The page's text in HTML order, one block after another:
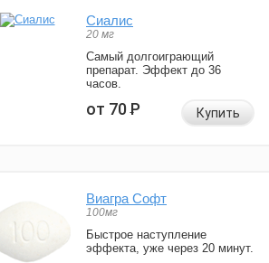
Сиалис
20 мг
Самый долгоиграющий
препарат. Эффект до 36
часов.
от 70Р Купить
Виагра Софт
100мг
Быстрое наступление
эффекта, уже через 20 минут.